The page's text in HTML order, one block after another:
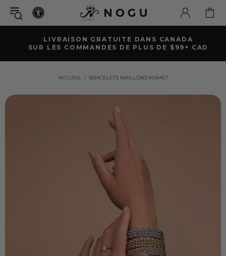
LIVRAISON GRATUITE DANS CANADA
SUR LES COMMANDES DE PLUS DE $99+ CAD
ACCUEIL BRACELETS MAILLONS KISMET